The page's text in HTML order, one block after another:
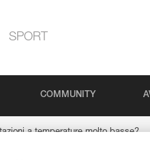
SPORT
COMMUNITY
a temperature molto basse?